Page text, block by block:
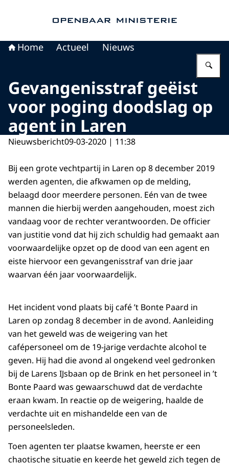
Home Actueel Nieuws
Gevangenisstraf geëist
voor poging doodslag op
agent in Laren
Nieuwsbericht09-03-2020 | 11:38
Bij een grote vechtpartij in Laren op 8 december 2019
werden agenten, die afkwamen op de melding,
belaagd door meerdere personen. Eén van de twee
mannen die hierbij werden aangehouden, moest zich
vandaag voor de rechter verantwoorden. De officier
van justitie vond dat hij zich schuldig had gemaakt aan
voorwaardelijke opzet op de dood van een agent en
eiste hiervoor een gevangenisstraf van drie jaar
waarvan één jaar voorwaardelijk.
Het incident vond plaats bij café ’t Bonte Paard in
Laren op zondag 8 december in de avond. Aanleiding
van het geweld was de weigering van het
cafépersoneel om de 19-jarige verdachte alcohol te
geven. Hij had die avond al ongekend veel gedronken
bij de Larens IJsbaan op de Brink en het personeel in ’t
Bonte Paard was gewaarschuwd dat de verdachte
eraan kwam. In reactie op de weigering, haalde de
verdachte uit en mishandelde een van de
personeelsleden.
Toen agenten ter plaatse kwamen, heerste er een
chaotische situatie en keerde het geweld zich tegen de